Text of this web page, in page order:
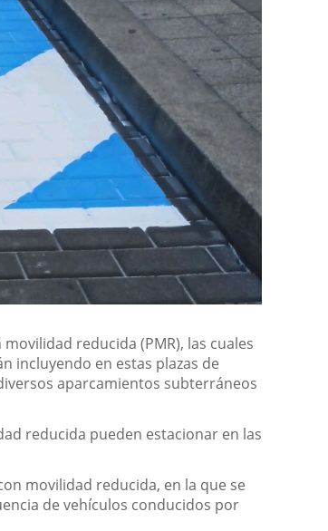
reducida (PMR), las cuales
incluyendo en estas plazas de
aparcamientos subterráneos
reducida pueden estacionar en las
movilidad reducida, en la que se
de vehículos conducidos por